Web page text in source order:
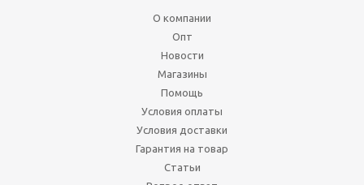
О компании
Опт
Новости
Магазины
Помощь
Условия оплаты
Условия доставки
Гарантия на товар
Статьи